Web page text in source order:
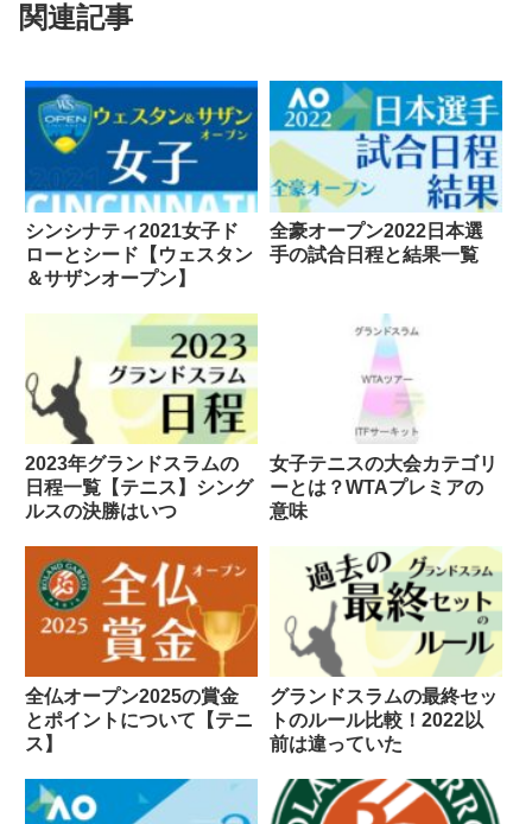
関連記事
シンシナティ2021女子ド
ローとシード【ウェスタン
＆サザンオープン】
全豪オープン2022日本選
手の試合日程と結果一覧
2023年グランドスラムの
日程一覧【テニス】シング
ルスの決勝はいつ
女子テニスの大会カテゴリ
ーとは？WTAプレミアの
意味
全仏オープン2025の賞金
とポイントについて【テニ
ス】
グランドスラムの最終セッ
トのルール比較！2022以
前は違っていた